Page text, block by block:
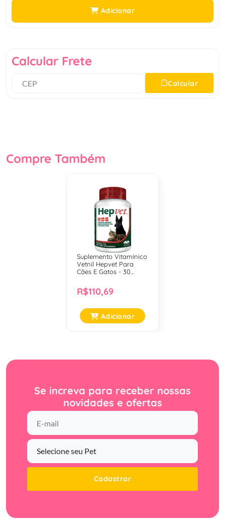
sao otimos antioxidantesbr A capsula opaca, ajuda a
preservar as caracteristicas do produto, garantindo sua
Adicionar
Calcular Frete
Calcular
Compre Também
Suplemento Vitamínico
Vetnil Hepvet Para
Cães E Gatos - 30
R$110,69
Adicionar
Se increva para receber nossas
novidades e ofertas
Cadastrar